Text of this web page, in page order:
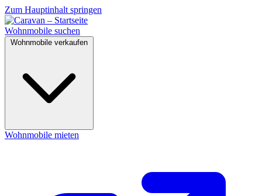
Zum Hauptinhalt springen
Wohnmobile suchen
Wohnmobile verkaufen
Wohnmobile mieten